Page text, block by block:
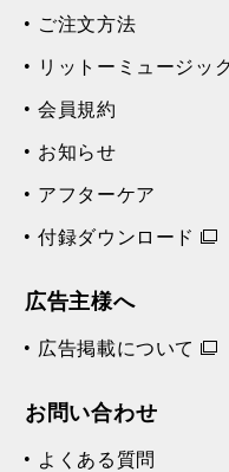
ご注文方法
リットーミュージッ
会員規約
お知らせ
アフターケア
付録ダウンロード
広告主様へ
広告掲載について
お問い合わせ
よくある質問